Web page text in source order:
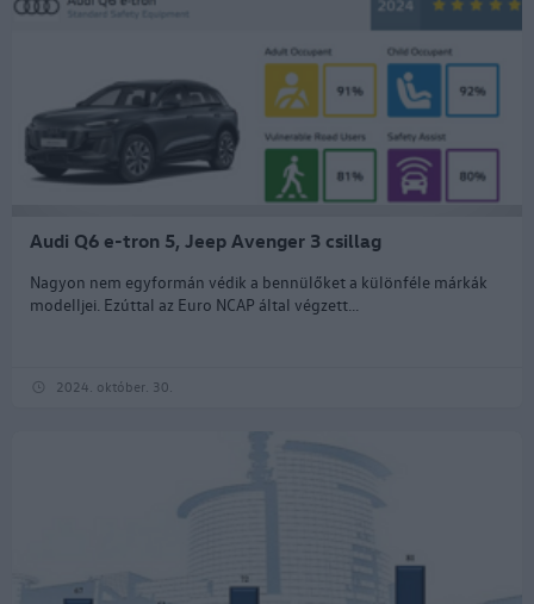
Audi Q6 e-tron 5, Jeep Avenger 3 csillag
Nagyon nem egyformán védik a bennülőket a különféle márkák
modelljei. Ezúttal az Euro NCAP által végzett...
2024. október. 30.